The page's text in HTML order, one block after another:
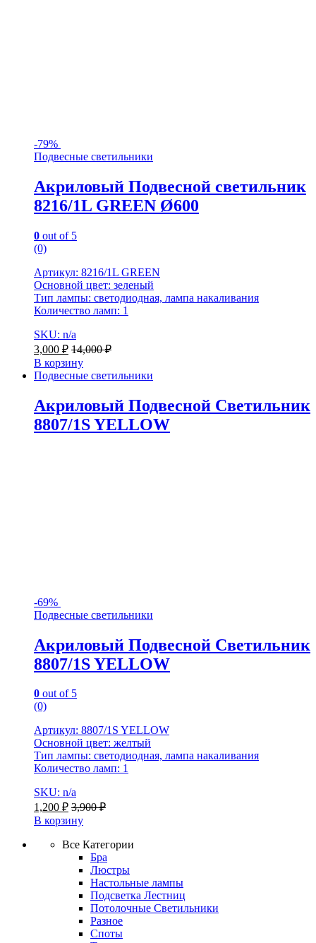
-79%
Подвесные светильники
Акриловый Подвесной светильник
8216/1L GREEN Ø600
0 out of 5
(0)
Артикул: 8216/1L GREEN
Основной цвет: зеленый
Тип лампы: светодиодная, лампа накаливания
Количество ламп: 1
SKU: n/a
3,000 ₽ 14,000₽
В корзину
Подвесные светильники
Акриловый Подвесной Светильник
8807/1S YELLOW
-69%
Подвесные светильники
Акриловый Подвесной Светильник
8807/1S YELLOW
0 out of 5
(0)
Артикул: 8807/1S YELLOW
Основной цвет: желтый
Тип лампы: светодиодная, лампа накаливания
Количество ламп: 1
SKU: n/a
1,200 ₽ 3,900₽
В корзину
Все Категории
Бра
Люстры
Настольные лампы
Подсветка Лестниц
Потолочные Светильники
Разное
Споты